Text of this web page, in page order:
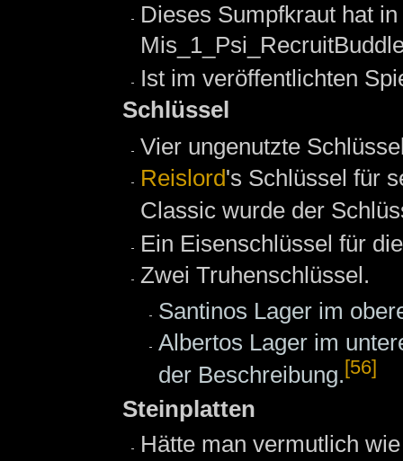
Dieses Sumpfkraut hat
Ist im veröffentlichten
Schlüssel
Vier ungenutzte
Reislord's Schlüssel für
Classic wurde der
Ein Eisenschlüssel für
Zwei Truhenschlüssel.
Santinos Lager im
Albertos Lager im
der Beschreibung.[56]
Steinplatten
Hätte man vermutlich